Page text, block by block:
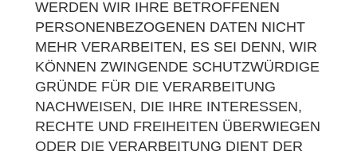
WERDEN WIR IHRE BETROFFENEN
PERSONENBEZOGENEN DATEN NICHT
MEHR VERARBEITEN, ES SEI DENN, WIR
KÖNNEN ZWINGENDE SCHUTZWÜRDIGE
GRÜNDE FÜR DIE VERARBEITUNG
NACHWEISEN, DIE IHRE INTERESSEN,
RECHTE UND FREIHEITEN ÜBERWIEGEN
ODER DIE VERARBEITUNG DIENT DER